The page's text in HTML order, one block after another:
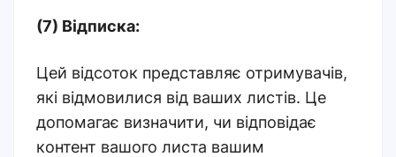
(7) Відписка:
Цей відсоток представляє отримувачів,
які відмовилися від ваших листів. Це
допомагає визначити, чи відповідає
контент вашого листа вашим